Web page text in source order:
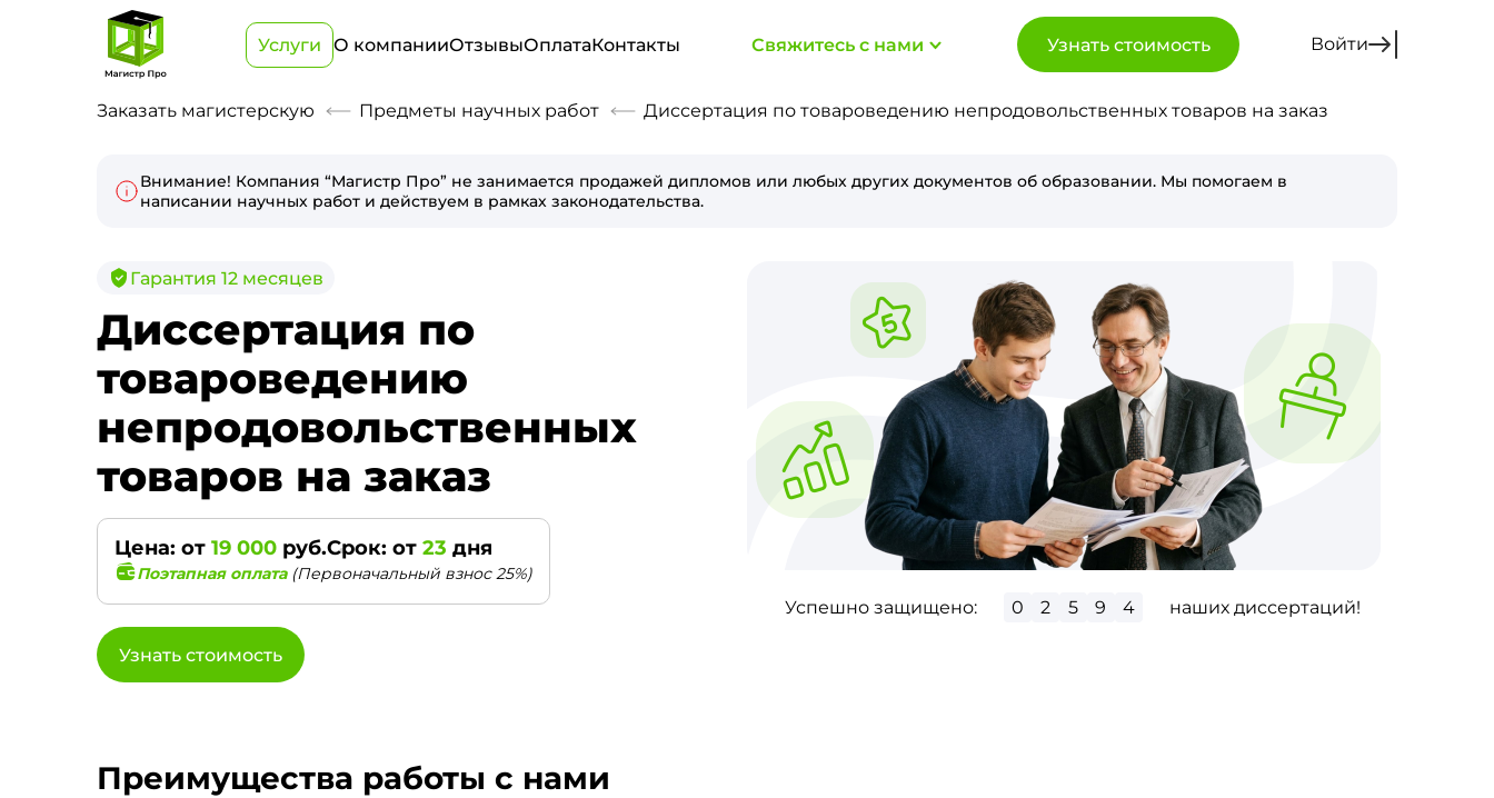
Услуги О компанииОтзывыОплатаКонтакты Свяжитесь с нами Узнать стоимость Войти
Заказать магистерскую Предметы научных работ Диссертация по товароведению непродовольственных товаров на заказ
Внимание! Компания “Магистр Про” не занимается продажей дипломов или любых других документов об образовании. Мы помогаем в
написании научных работ и действуем в рамках законодательства.
Гарантия 12 месяцев
Диссертация по
товароведению
непродовольственных
товаров на заказ
Цена: от 19 000 руб.Срок: от 23 дня
Поэтапная оплата(Первоначальный взнос 25%)
Узнать стоимость
Успешно защищено: 0
7
9
2
0 наших диссертаций!
Преимущества работы с нами